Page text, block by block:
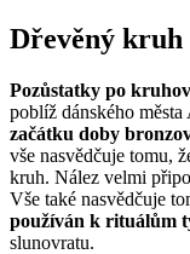
Dřevěný kruh
Pozůstatky po
poblíž dánského
začátku doby
vše nasvědčuje tomu,
kruh. Nález velmi
Vše také nasvědčuje
používán k rituálům
slunovratu.